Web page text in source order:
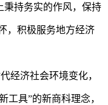
秉持务实的作风，保持
，积极服务地方经济
经济社会环境变化，
工具”的新商科理念，